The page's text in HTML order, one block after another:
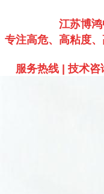
江苏博
专注高危、高粘度
服务热线 | 技术